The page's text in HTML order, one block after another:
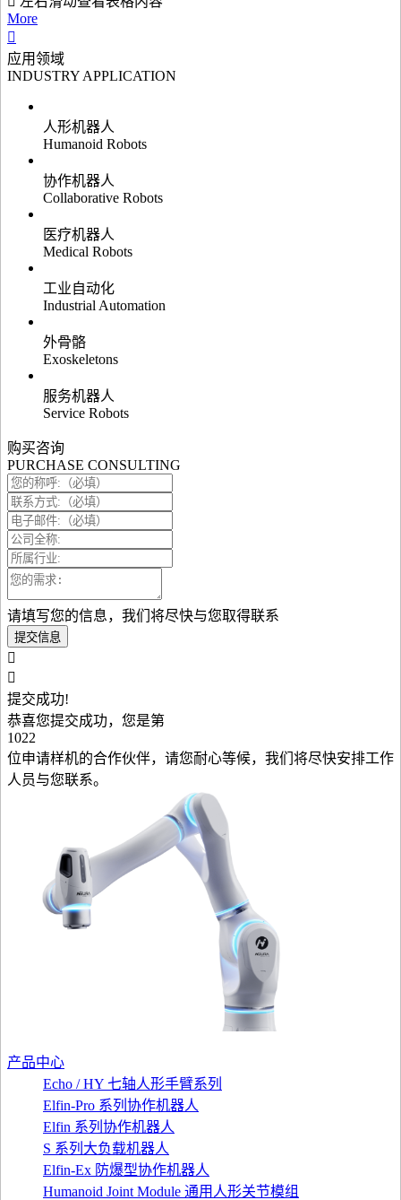
More
应用领域
INDUSTRY APPLICATION
人形机器人
Humanoid Robots
协作机器人
Collaborative Robots
医疗机器人
Medical Robots
工业自动化
Industrial Automation
外骨骼
Exoskeletons
服务机器人
Service Robots
购买咨询
PURCHASE CONSULTING
请填写您的信息，我们将尽快与您取得联系
提交信息
提交成功!
恭喜您提交成功，您是第
1022
位申请样机的合作伙伴，请您耐心等候，我们将尽快安排工作
人员与您联系。
产品中心
Echo / HY 七轴人形手臂系列
Elfin-Pro 系列协作机器人
Elfin 系列协作机器人
S 系列大负载机器人
Elfin-Ex 防爆型协作机器人
Humanoid Joint Module 通用人形关节模组